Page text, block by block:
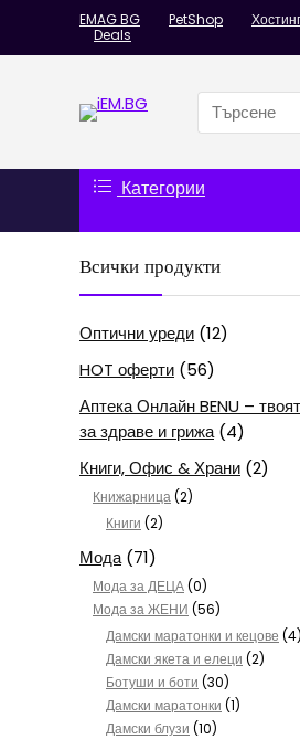
EMAG BG PetShop Хостинг
Deals
Search
for:
Категории
Всички продукти
Оптични уреди (12)
HOT оферти (56)
Аптека Онлайн BENU –
за здраве и грижа (4)
Книги, Офис & Храни (2)
Книжарница(2)
Книги (2)
Мода (71)
Мода за ДЕЦА(0)
Мода за ЖЕНИ (56)
Дамски маратонки и кецове (4)
Дамски якета и елеци (2)
Ботуши и боти (30)
Дамски маратонки (1)
Дамски блузи (10)